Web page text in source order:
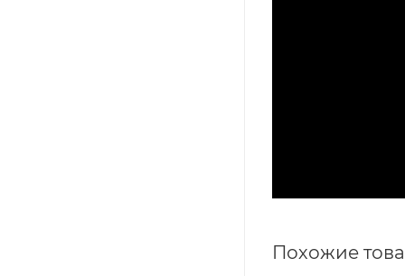
Похожие